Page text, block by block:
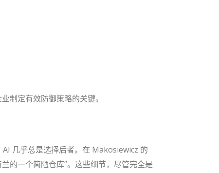
制定有效防御策略的关键。
几乎总是选择后者。在 Makosiewicz 的
的一个简陋仓库”。这些细节，尽管完全是